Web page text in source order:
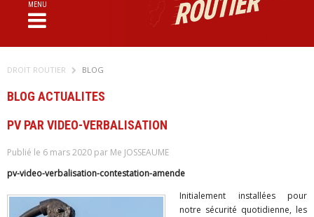
MENU
DROIT ROUTIER BLOG
BLOG ACTUALITES
PV PAR VIDEO-VERBALISATION
Publié le 6 mars 2020 par Me JOSSEAUME
pv-video-verbalisation-contestation-amende
Initialement installées pour
notre sécurité quotidienne, les